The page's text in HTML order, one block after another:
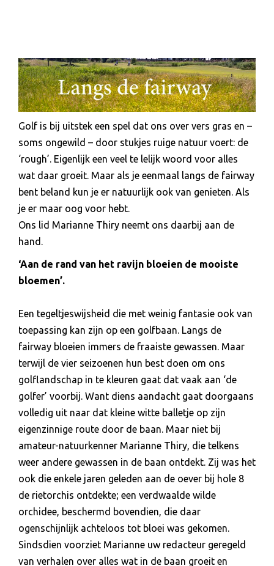
Golf is bij uitstek een spel dat ons over vers gras en –
soms ongewild – door stukjes ruige natuur voert: de
‘rough’. Eigenlijk een veel te lelijk woord voor alles
wat daar groeit. Maar als je eenmaal langs de fairway
bent beland kun je er natuurlijk ook van genieten. Als
je er maar oog voor hebt.
Ons lid Marianne Thiry neemt ons daarbij aan de
hand.
‘Aan de rand van het ravijn bloeien de mooiste
bloemen’.
Een tegeltjeswijsheid die met weinig fantasie ook van
toepassing kan zijn op een golfbaan. Langs de
fairway bloeien immers de fraaiste gewassen. Maar
terwijl de vier seizoenen hun best doen om ons
golflandschap in te kleuren gaat dat vaak aan ‘de
golfer’ voorbij. Want diens aandacht gaat doorgaans
volledig uit naar dat kleine witte balletje op zijn
eigenzinnige route door de baan. Maar niet bij
amateur-natuurkenner Marianne Thiry, die telkens
weer andere gewassen in de baan ontdekt. Zij was het
ook die enkele jaren geleden aan de oever bij hole 8
de rietorchis ontdekte; een verdwaalde wilde
orchidee, beschermd bovendien, die daar
ogenschijnlijk achteloos tot bloei was gekomen.
Sindsdien voorziet Marianne uw redacteur geregeld
van verhalen over alles wat in de baan groeit en